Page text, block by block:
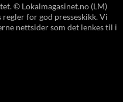
© Lokalmagasinet.no (LM)
for god presseskikk. Vi
nettsider som det lenkes til i